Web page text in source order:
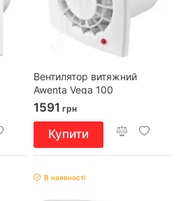
Вентилятор витяжний
Awenta Vega 100
1591 грн
Купити
В наявності